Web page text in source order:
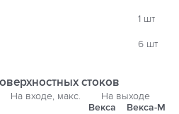
1 шт
6 шт
стоков
На входе, макс.
На выходе
Векса
Векса-М